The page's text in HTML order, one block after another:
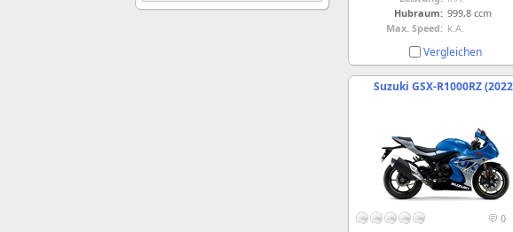
Hubraum: 999,8 ccm
Max. Speed: k.A.
Vergleichen
Suzuki GSX-R1000RZ
0